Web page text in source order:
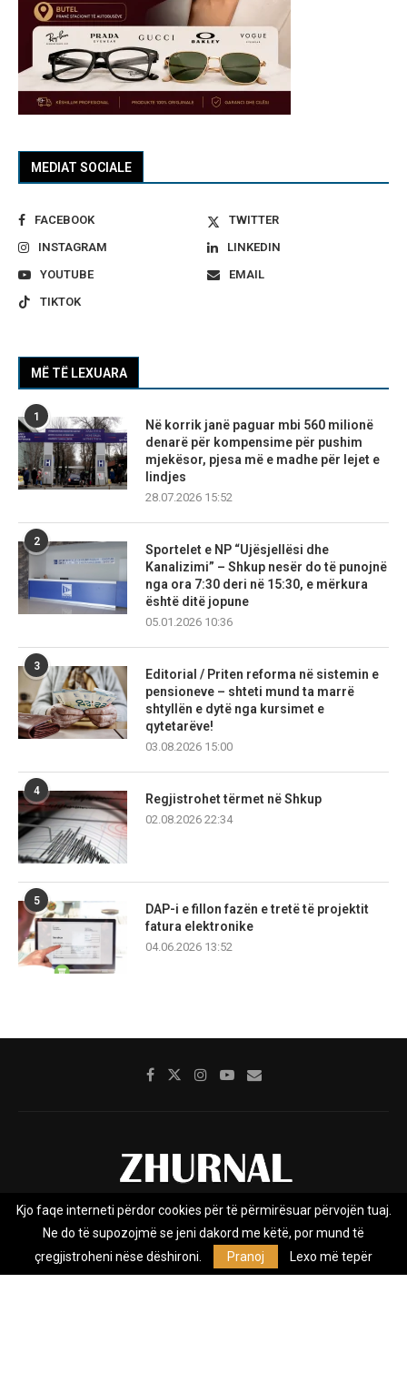
MEDIAT SOCIALE
FACEBOOK
TWITTER
INSTAGRAM
LINKEDIN
YOUTUBE
EMAIL
TIKTOK
MË TË LEXUARA
1
Në korrik janë paguar mbi 560 milionë
denarë për kompensime për pushim
mjekësor, pjesa më e madhe për lejet e
lindjes
28.07.2026 15:52
2
Sportelet e NP “Ujësjellësi dhe
Kanalizimi” – Shkup nesër do të punojnë
nga ora 7:30 deri në 15:30, e mërkura
është ditë jopune
05.01.2026 10:36
3
Editorial / Priten reforma në sistemin e
pensioneve – shteti mund ta marrë
shtyllën e dytë nga kursimet e
qytetarëve!
03.08.2026 15:00
4
Regjistrohet tërmet në Shkup
02.08.2026 22:34
5
DAP-i e fillon fazën e tretë të projektit
fatura elektronike
04.06.2026 13:52
Rreth nesh Impresumi Marketing
Privacy Policy
Zhurnal.mk është Agjenci e Lajmeve e pavarur, e themeluar në vitin
Kjo faqe interneti përdor cookies për të përmirësuar përvojën tuaj.
Ne do të supozojmë se jeni dakord me këtë, por mund të
çregjistroheni nëse dëshironi.
Pranoj Lexo më tepër